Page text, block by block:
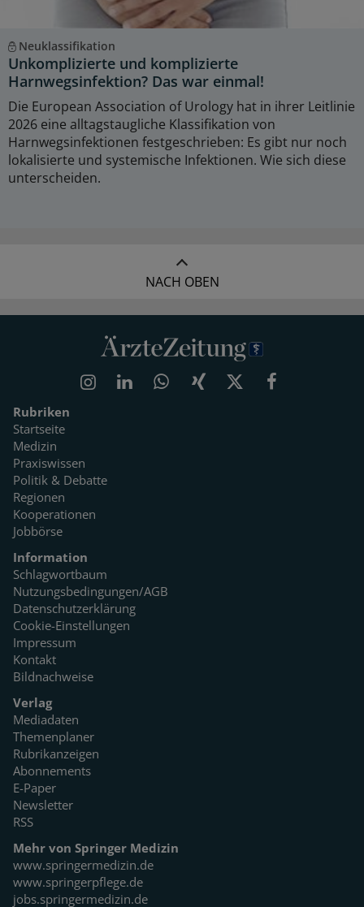
Neuklassifikation
Unkomplizierte und komplizierte
Harnwegsinfektion? Das war einmal!
Die European Association of Urology hat in ihrer Leitlinie
2026 eine alltagstaugliche Klassifikation von
Harnwegsinfektionen festgeschrieben: Es gibt nur noch
lokalisierte und systemische Infektionen. Wie sich diese
unterscheiden.
NACH OBEN
Rubriken
Startseite
Medizin
Praxiswissen
Politik & Debatte
Regionen
Kooperationen
Jobbörse
Information
Schlagwortbaum
Nutzungsbedingungen/AGB
Datenschutzerklärung
Cookie-Einstellungen
Impressum
Kontakt
Bildnachweise
Verlag
Mediadaten
Themenplaner
Rubrikanzeigen
Abonnements
E-Paper
Newsletter
RSS
Mehr von Springer Medizin
www.springermedizin.de
www.springerpflege.de
jobs.springermedizin.de